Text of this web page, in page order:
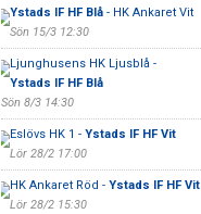
Ystads IF HF Blå- HK Ankaret Vit
Sön 15/3 12:30
Ljunghusens HK Ljusblå -
Ystads IF HF Blå
Sön 8/3 14:30
Eslövs HK 1 - Ystads IF HF Vit
Lör 28/2 17:00
HK Ankaret Röd - Ystads IF HF Vit
Lör 28/2 15:30